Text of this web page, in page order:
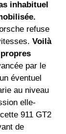
inhabituel
refuse
Voilà
par le
éventuel
au niveau
elle-
911 GT2
de